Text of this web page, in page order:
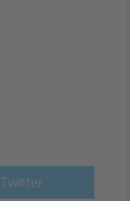
Twitter